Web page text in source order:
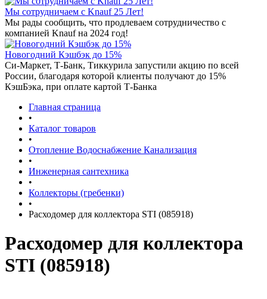
Мы сотрудничаем с Knauf 25 Лет!
Мы рады сообщить, что продлеваем сотрудничество с
компанией Knauf на 2024 год!
Новогодний Кэшбэк до 15%
Си-Маркет, Т-Банк, Тиккурила запустили акцию по всей
России, благодаря которой клиенты получают до 15%
КэшБэка, при оплате картой Т-Банка
Главная страница
•
Каталог товаров
•
Отопление Водоснабжение Канализация
•
Инженерная сантехника
•
Коллекторы (гребенки)
•
Расходомер для коллектора STI (085918)
Расходомер для коллектора
STI (085918)